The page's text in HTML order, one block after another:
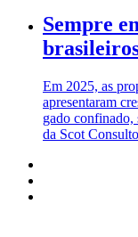
Sempre
Em 2025, as
apresentaram
gado confinado,
da Scot